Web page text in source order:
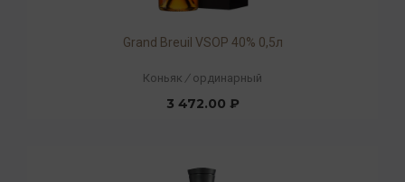
Grand Breuil VSOP 40% 0,5л
Коньяк / ординарный
3 472.00 ₽